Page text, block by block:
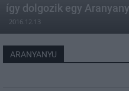
így dolgozik egy
2016.12.13
ARANYANYU